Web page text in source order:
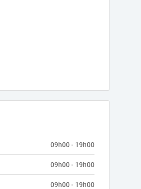
09h00 - 19h00
09h00 - 19h00
09h00 - 19h00